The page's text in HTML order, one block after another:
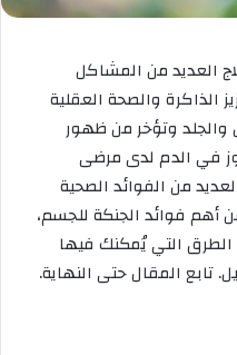
العديد من المشاكل
الذاكرة والصحة العقلية
والجلد وتؤخر من ظهور
في الدم لدى مرضى
من الفوائد الصحية
أهم فوائد الجنكة للجسم،
الطرق التي يُمكنك فيها
تابع المقال حتى النهاية.